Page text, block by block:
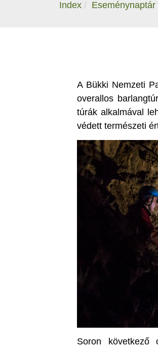
Index Eseménynaptár
A Bükki Nemzeti
overallos
túrák alkalmával
védett természeti
Soron következő